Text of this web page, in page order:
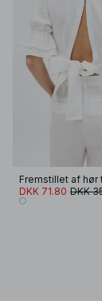
DKK 71.80 DKK